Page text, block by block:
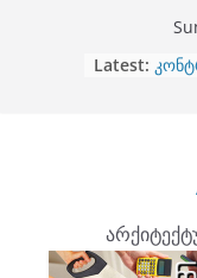
Latest: